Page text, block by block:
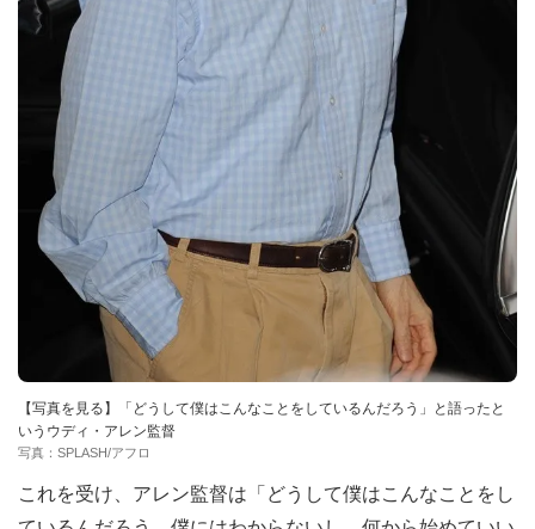
【写真を見る】「どうして僕はこんなことをしているんだろう」と語ったと
いうウディ・アレン監督
写真：SPLASH/アフロ
これを受け、アレン監督は「どうして僕はこんなことをし